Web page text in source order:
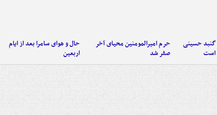
گنبد حسینی
است
حرم امیرالمومنین محیای آخر
صفر شد
حال و هوای سامرا بعد از ایام
اربعین